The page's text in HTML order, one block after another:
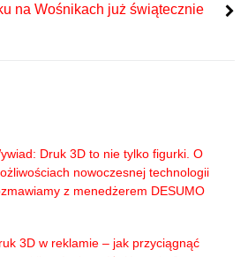
na Wośnikach już świątecznie
Druk 3D to nie tylko figurki. O
nowoczesnej technologii
z menedżerem DESUMO
3D w reklamie – jak przyciągnąć